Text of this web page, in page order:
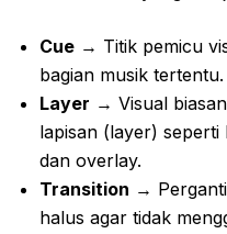
Cue → Titik pemicu
bagian musik tertentu.
Layer → Visual
lapisan (layer)
dan overlay.
Transition →
halus agar tidak